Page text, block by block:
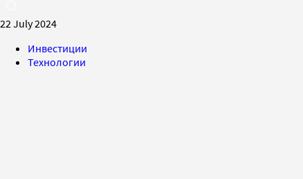
22 July 2024
Инвестиции
Технологии